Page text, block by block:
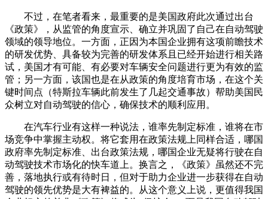
不过，在笔者看来，最重要的是美国政府此次通过出台
《政策》，从监管的角度宣示、确立并巩固了自己在自动驾驶
领域的领导地位。一方面，正因为本国企业拥有这项前瞻技术
的研发优势、具备较为完善的研发体系且已经开始进行相关路
试，美国才有可能、有必要对车辆安全问题进行更为有效的监
管；另一方面，该国也是在从政策的角度培育市场，在这个关
键时间点（特斯拉车辆此前发生了几起交通事故）帮助美国民
众树立对自动驾驶的信心，确保技术的顺利应用。
在汽车行业有这样一种说法，谁率先制定标准，谁将在市
场竞争中掌握主动权。将它套用在政策法规上同样合适，哪国
政府率先制定标准、出台政策法规，哪国企业无疑将行驶在自
动驾驶技术市场化的快车道上。换言之，《政策》虽然还不完
善，落地执行或有待时日，但对于助力企业进一步获得在自动
驾驶的领先优势是大有裨益的。从这个意义上说，更值得我国